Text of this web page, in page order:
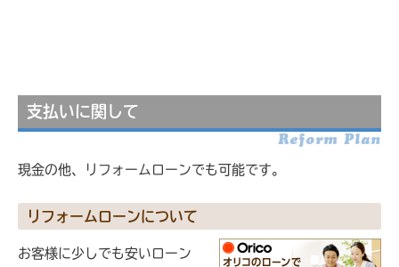
支払いに関して
Reform Plan
現金の他、リフォームローンでも可能です。
リフォームローンについて
お客様に少しでも安いローン